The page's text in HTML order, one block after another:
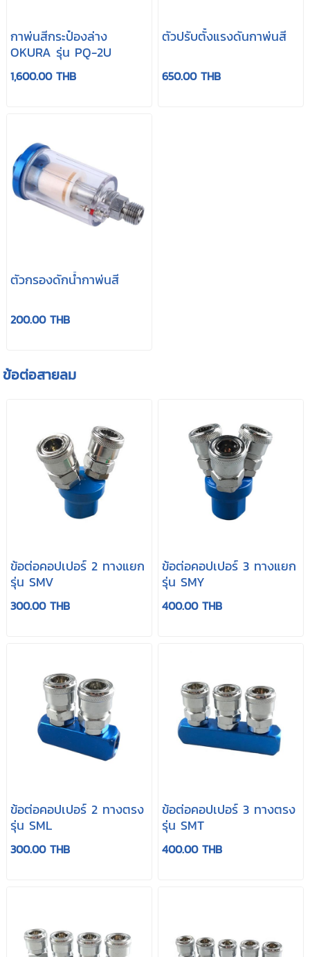
กาพ่นสีกระป๋องล่าง
OKURA รุ่น PQ-2U
1,600.00 THB
ตัวปรับตั้งแรงดันกาพ่นสี
650.00 THB
ตัวกรองดักน้ำกาพ่นสี
200.00 THB
ข้อต่อสายลม
ข้อต่อคอปเปอร์ 2 ทางแยก
รุ่น SMV
300.00 THB
ข้อต่อคอปเปอร์ 3 ทางแยก
รุ่น SMY
400.00 THB
ข้อต่อคอปเปอร์ 2 ทางตรง
รุ่น SML
300.00 THB
ข้อต่อคอปเปอร์ 3 ทางตรง
รุ่น SMT
400.00 THB